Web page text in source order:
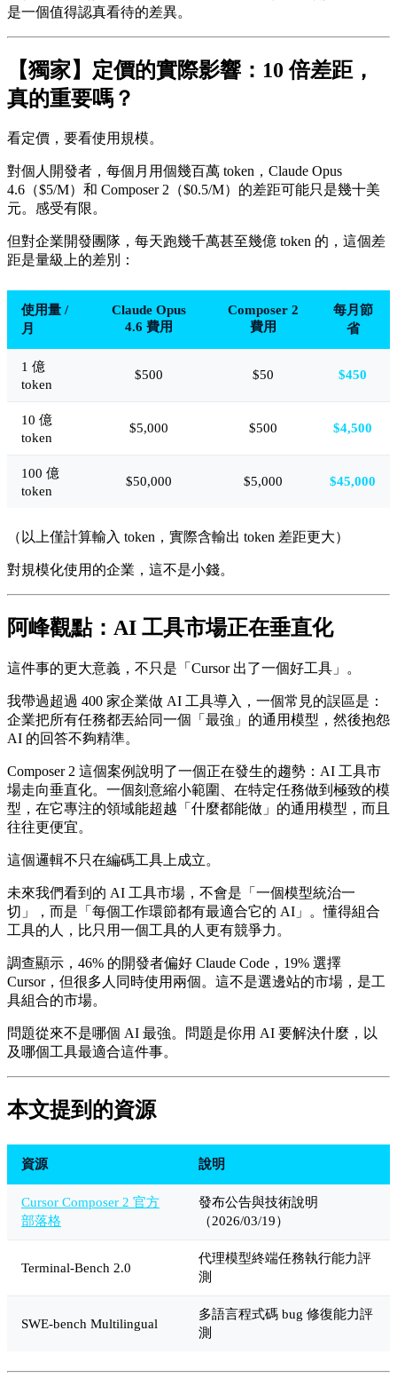
是一個值得認真看待的差異。
【獨家】定價的實際影響：10 倍差距，
真的重要嗎？
看定價，要看使用規模。
對個人開發者，每個月用個幾百萬 token，Claude Opus
4.6（$5/M）和 Composer 2（$0.5/M）的差距可能只是幾十美
元。感受有限。
但對企業開發團隊，每天跑幾千萬甚至幾億 token 的，這個差
距是量級上的差別：
使用量 /
月
Claude Opus
4.6 費用
Composer 2
費用
每月節
省
1 億
token
$500 $50 $450
10 億
token
$5,000 $500 $4,500
100 億
token
$50,000 $5,000 $45,000
（以上僅計算輸入 token，實際含輸出 token 差距更大）
對規模化使用的企業，這不是小錢。
阿峰觀點：AI 工具市場正在垂直化
這件事的更大意義，不只是「Cursor 出了一個好工具」。
我帶過超過 400 家企業做 AI 工具導入，一個常見的誤區是：
企業把所有任務都丟給同一個「最強」的通用模型，然後抱怨
AI 的回答不夠精準。
Composer 2 這個案例說明了一個正在發生的趨勢：AI 工具市
場走向垂直化。一個刻意縮小範圍、在特定任務做到極致的模
型，在它專注的領域能超越「什麼都能做」的通用模型，而且
往往更便宜。
這個邏輯不只在編碼工具上成立。
未來我們看到的 AI 工具市場，不會是「一個模型統治一
切」，而是「每個工作環節都有最適合它的 AI」。懂得組合
工具的人，比只用一個工具的人更有競爭力。
調查顯示，46% 的開發者偏好 Claude Code，19% 選擇
Cursor，但很多人同時使用兩個。這不是選邊站的市場，是工
具組合的市場。
問題從來不是哪個 AI 最強。問題是你用 AI 要解決什麼，以
及哪個工具最適合這件事。
本文提到的資源
資源 說明
Cursor Composer 2 官方
部落格
發布公告與技術說明
（2026/03/19）
Terminal-Bench 2.0
代理模型終端任務執行能力評
測
SWE-bench Multilingual
多語言程式碼 bug 修復能力評
測